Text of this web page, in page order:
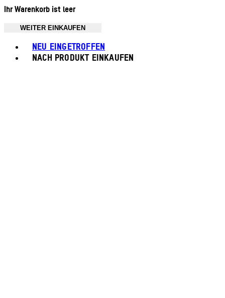
Ihr Warenkorb ist leer
WEITER EINKAUFEN
NEU EINGETROFFEN
NACH PRODUKT EINKAUFEN